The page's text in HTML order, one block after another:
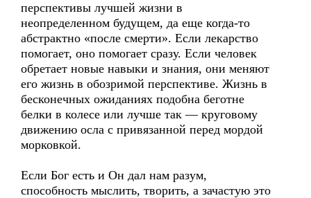
перспективы лучшей жизни в
неопределенном будущем, да еще когда-то
абстрактно «после смерти». Если лекарство
помогает, оно помогает сразу. Если человек
обретает новые навыки и знания, они меняют
его жизнь в обозримой перспективе. Жизнь в
бесконечных ожиданиях подобна беготне
белки в колесе или лучше так — круговому
движению осла с привязанной перед мордой
морковкой.
Если Бог есть и Он дал нам разум,
способность мыслить, творить, а зачастую это